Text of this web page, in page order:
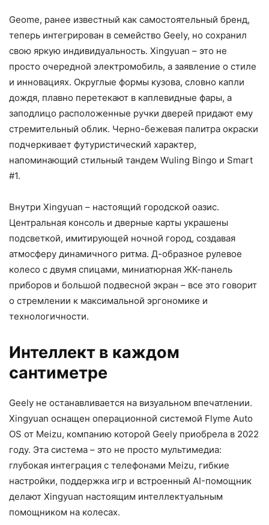
Geome, ранее известный как самостоятельный бренд,
теперь интегрирован в семейство Geely, но сохранил
свою яркую индивидуальность. Xingyuan – это не
просто очередной электромобиль, а заявление о стиле
и инновациях. Округлые формы кузова, словно капли
дождя, плавно перетекают в каплевидные фары, а
заподлицо расположенные ручки дверей придают ему
стремительный облик. Черно-бежевая палитра окраски
подчеркивает футуристический характер,
напоминающий стильный тандем Wuling Bingo и Smart
#1.
Внутри Xingyuan – настоящий городской оазис.
Центральная консоль и дверные карты украшены
подсветкой, имитирующей ночной город, создавая
атмосферу динамичного ритма. Д-образное рулевое
колесо с двумя спицами, миниатюрная ЖК-панель
приборов и большой подвесной экран – все это говорит
о стремлении к максимальной эргономике и
технологичности.
Интеллект в каждом
сантиметре
Geely не останавливается на визуальном впечатлении.
Xingyuan оснащен операционной системой Flyme Auto
OS от Meizu, компанию которой Geely приобрела в 2022
году. Эта система – это не просто мультимедиа:
глубокая интеграция с телефонами Meizu, гибкие
настройки, поддержка игр и встроенный AI-помощник
делают Xingyuan настоящим интеллектуальным
помощником на колесах.